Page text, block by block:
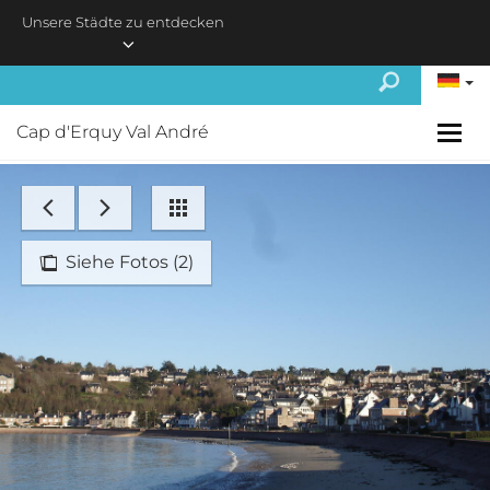
Unsere Städte zu entdecken
Cap d'Erquy Val André
Siehe Fotos (2)